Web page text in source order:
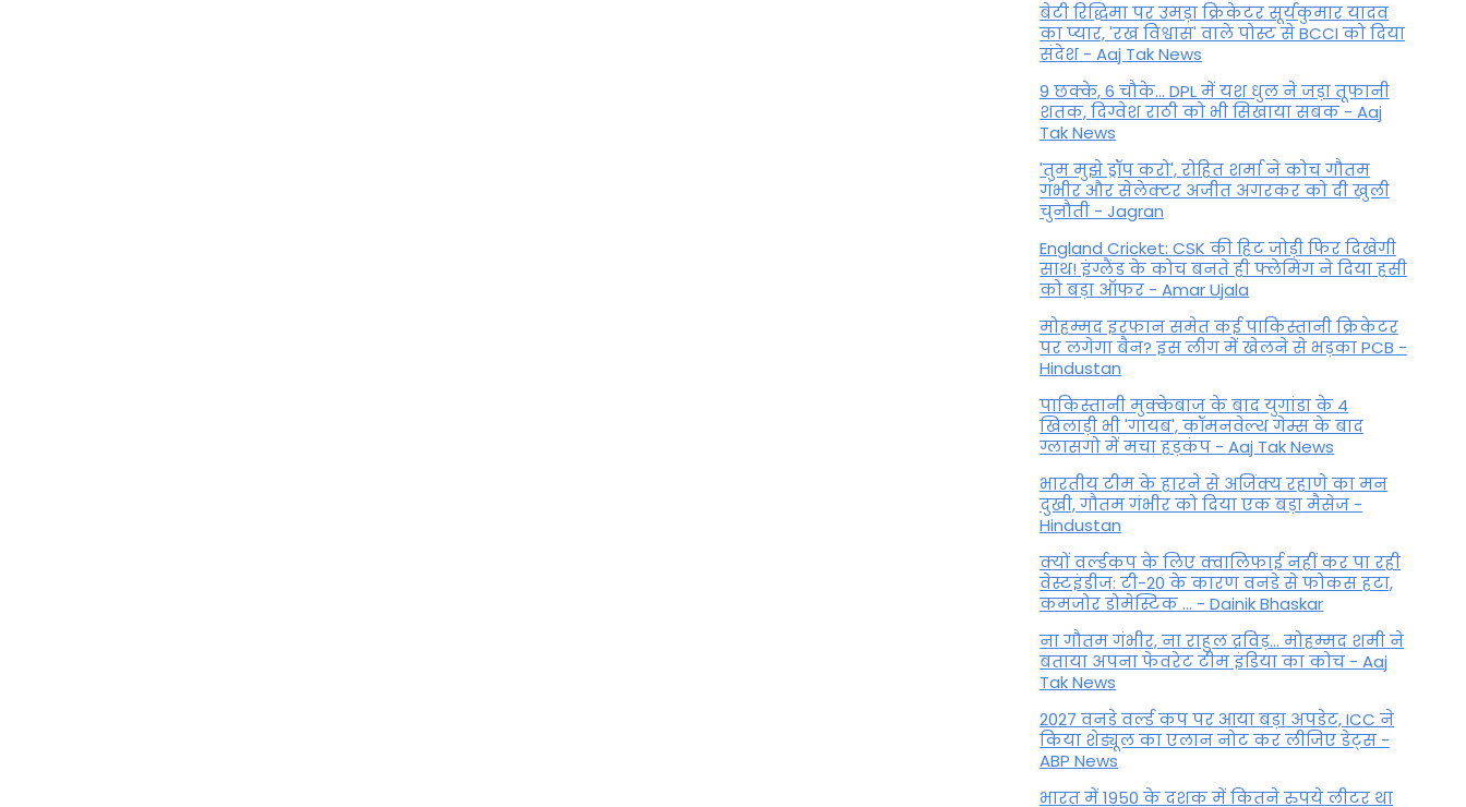
बेटी र‍िद्ध‍िमा पर उमड़ा क्रिकेटर सूर्यकुमार यादव
का प्यार, 'रख विश्वास' वाले पोस्ट से BCCI को दिया
संदेश - Aaj Tak News
9 छक्के, 6 चौके... DPL में यश धुल ने जड़ा तूफानी
शतक, द‍िग्वेश राठी को भी स‍िखाया सबक - Aaj
Tak News
'तुम मुझे ड्रॉप करो', रोहित शर्मा ने कोच गौतम
गंभीर और सेलेक्टर अजीत अगरकर को दी खुली
चुनौती - Jagran
England Cricket: CSK की हिट जोड़ी फिर दिखेगी
साथ! इंग्लैंड के कोच बनते ही फ्लेमिंग ने दिया हसी
को बड़ा ऑफर - Amar Ujala
मोहम्मद इरफान समेत कई पाकिस्तानी क्रिकेटर
पर लगेगा बैन? इस लीग में खेलने से भड़का PCB -
Hindustan
पाकिस्तानी मुक्केबाज के बाद युगांडा के 4
खिलाड़ी भी 'गायब', कॉमनवेल्थ गेम्स के बाद
ग्लासगो में मचा हड़कंप - Aaj Tak News
भारतीय टीम के हारने से अजिंक्य रहाणे का मन
दुखी, गौतम गंभीर को दिया एक बड़ा मैसेज -
Hindustan
क्यों वर्ल्डकप के लिए क्वालिफाई नहीं कर पा रही
वेस्टइंडीज: टी-20 के कारण वनडे से फोकस हटा,
कमजोर डोमेस्टिक ... - Dainik Bhaskar
ना गौतम गंभीर, ना राहुल द्रव‍िड़... मोहम्मद शमी ने
बताया अपना फेवरेट टीम इंड‍िया का कोच - Aaj
Tak News
2027 वनडे वर्ल्ड कप पर आया बड़ा अपडेट, ICC ने
किया शेड्यूल का एलान नोट कर लीजिए डेट्स -
ABP News
भारत में 1950 के दशक में कितने रुपये लीटर था